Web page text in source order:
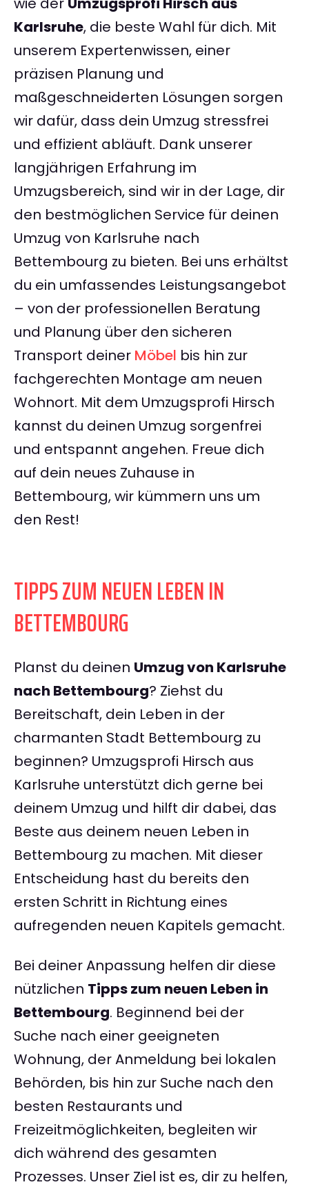
Karlsruhe, die beste Wahl für dich. Mit
unserem Expertenwissen, einer
präzisen Planung und
maßgeschneiderten Lösungen sorgen
wir dafür, dass dein Umzug stressfrei
und effizient abläuft. Dank unserer
langjährigen Erfahrung im
Umzugsbereich, sind wir in der Lage, dir
den bestmöglichen Service für deinen
Umzug von Karlsruhe nach
Bettembourg zu bieten. Bei uns erhältst
du ein umfassendes Leistungsangebot
– von der professionellen Beratung
und Planung über den sicheren
Transport deiner Möbel bis hin zur
fachgerechten Montage am neuen
Wohnort. Mit dem Umzugsprofi Hirsch
kannst du deinen Umzug sorgenfrei
und entspannt angehen. Freue dich
auf dein neues Zuhause in
Bettembourg, wir kümmern uns um
den Rest!
TIPPS ZUM NEUEN LEBEN IN
BETTEMBOURG
Planst du deinen Umzug von Karlsruhe
nach Bettembourg? Ziehst du
Bereitschaft, dein Leben in der
charmanten Stadt Bettembourg zu
beginnen? Umzugsprofi Hirsch aus
Karlsruhe unterstützt dich gerne bei
deinem Umzug und hilft dir dabei, das
Beste aus deinem neuen Leben in
Bettembourg zu machen. Mit dieser
Entscheidung hast du bereits den
ersten Schritt in Richtung eines
aufregenden neuen Kapitels gemacht.
Bei deiner Anpassung helfen dir diese
nützlichen Tipps zum neuen Leben in
Bettembourg. Beginnend bei der
Suche nach einer geeigneten
Wohnung, der Anmeldung bei lokalen
Behörden, bis hin zur Suche nach den
besten Restaurants und
Freizeitmöglichkeiten, begleiten wir
dich während des gesamten
Prozesses. Unser Ziel ist es, dir zu helfen,